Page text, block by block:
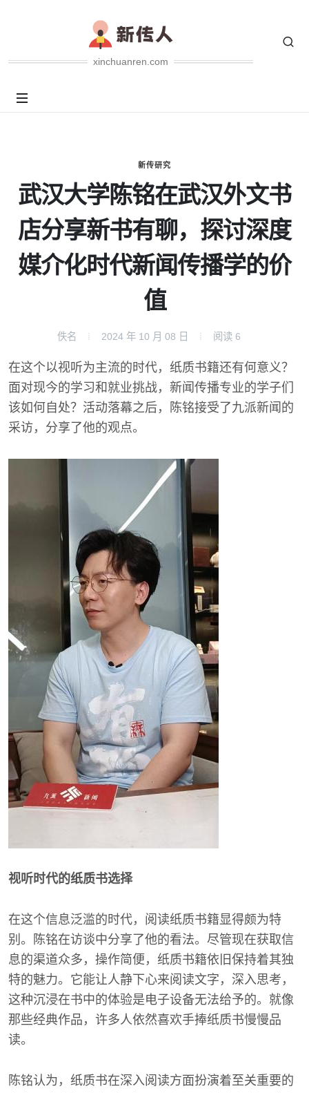
xinchuanren.com
新传研究
武汉大学陈铭在武汉外文书
店分享新书有聊，探讨深度
媒介化时代新闻传播学的价
值
佚名 2024 年 10 月 08 日 阅读 6
在这个以视听为主流的时代，纸质书籍还有何意义？
面对现今的学习和就业挑战，新闻传播专业的学子们
该如何自处？活动落幕之后，陈铭接受了九派新闻的
采访，分享了他的观点。
视听时代的纸质书选择
在这个信息泛滥的时代，阅读纸质书籍显得颇为特
别。陈铭在访谈中分享了他的看法。尽管现在获取信
息的渠道众多，操作简便，纸质书籍依旧保持着其独
特的魅力。它能让人静下心来阅读文字，深入思考，
这种沉浸在书中的体验是电子设备无法给予的。就像
那些经典作品，许多人依然喜欢手捧纸质书慢慢品
读。
陈铭认为，纸质书在深入阅读方面扮演着至关重要的